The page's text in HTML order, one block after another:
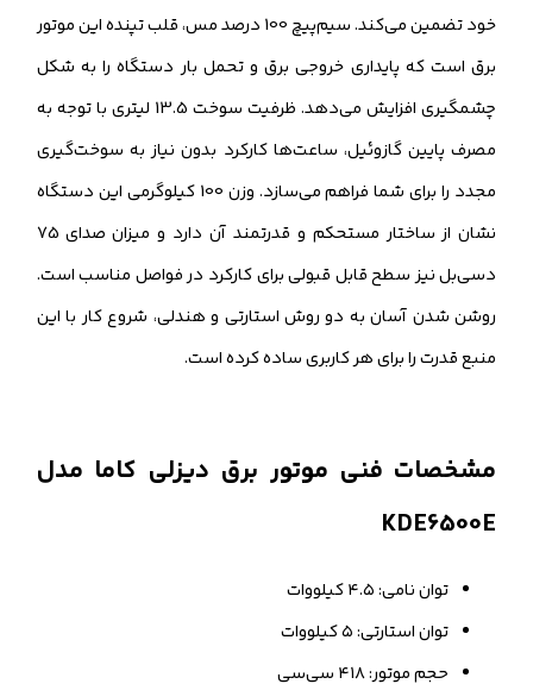
خود تضمین می‌کند. سیم‌پیچ 100 درصد مس، قلب تپنده این موتور
برق است که پایداری خروجی برق و تحمل بار دستگاه را به شکل
چشمگیری افزایش می‌دهد. ظرفیت سوخت 13.5 لیتری با توجه به
مصرف پایین گازوئیل، ساعت‌ها کارکرد بدون نیاز به سوخت‌گیری
مجدد را برای شما فراهم می‌سازد. وزن 100 کیلوگرمی این دستگاه
نشان از ساختار مستحکم و قدرتمند آن دارد و میزان صدای 75
دسی‌بل نیز سطح قابل قبولی برای کارکرد در فواصل مناسب است.
روشن شدن آسان به دو روش استارتی و هندلی، شروع کار با این
منبع قدرت را برای هر کاربری ساده کرده است.
مشخصات فنی موتور برق دیزلی کاما مدل
KDE6500E
توان نامی: ۴.۵ کیلووات
توان استارتی: ۵ کیلووات
حجم موتور: ۴۱۸ سی‌سی